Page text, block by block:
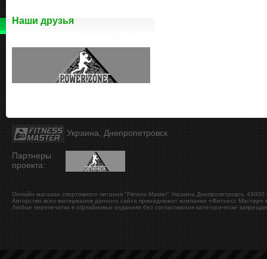
Наши друзья
Украина, Днепропетровск
Партнеры
проекта:
Онлайн магазин спортивного питания "Fitness Master" Украина Днепропетровск 49000
Авторство всех материалов данного сайта принадлежит компании «Фитнесс Мастер»
Любые перепечатки в офлайновых изданиях без согласования категорически